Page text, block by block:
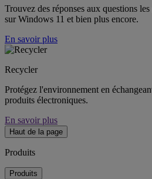
Trouvez des réponses aux questions
sur Windows 11 et bien plus encore.
En savoir plus
Recycler
Protégez l'environnement en
produits électroniques.
En savoir plus
Haut de la page
Produits
Produits